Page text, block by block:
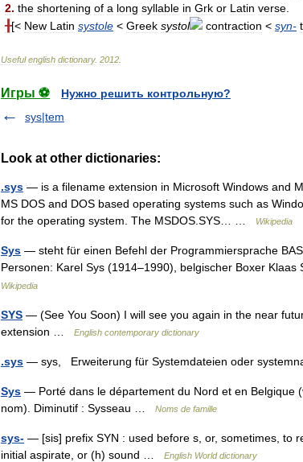
2. the shortening of a long syllable in Grk or Latin verse
╂[< New Latin systole < Greek systol contraction < syn-
Useful english dictionary. 2012
Игры ⚽
Нужно решить контрольную?
sys|tem
Look at other dictionaries:
.sys — is a filename extension in Microsoft Windows and
MS DOS and DOS based operating systems such as
for the operating system. The MSDOS.SYS… …
Wikipedia
Sys — steht für einen Befehl der Programmiersprache
Personen: Karel Sys (1914–1990), belgischer Boxer
Wikipedia
SYS — (See You Soon) I will see you again in the near
extension …
English contemporary dictionary
.sys — sys, Erweiterung für Systemdateien oder
Sys — Porté dans le département du Nord et en Belgique
nom). Diminutif : Sysseau …
Noms de famille
sys- — [sis] prefix SYN : used before s, or, sometimes, to
initial aspirate, or (h) sound …
English World dictionary